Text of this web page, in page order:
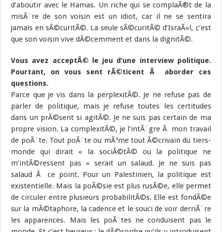
d’aboutir avec le Hamas. Un riche qui se complaÃ®t de la
misÃ¨re de son voisin est un idiot, car il ne se sentira
jamais en sÃ©curitÃ©. La seule sÃ©curitÃ© d’IsraÃ«l, c’est
que son voisin vive dÃ©cemment et dans la dignitÃ©.
Vous avez acceptÃ© le jeu d’une interview politique.
Pourtant, on vous sent rÃ©ticent Ã aborder ces
questions.
Parce que je vis dans la perplexitÃ©. Je ne refuse pas de
parler de politique, mais je refuse toutes les certitudes
dans un prÃ©sent si agitÃ©. Je ne suis pas certain de ma
propre vision. La complexitÃ©, je l’intÃ¨gre Ã mon travail
de poÃ¨te. Tout poÃ¨te ou mÃªme tout Ã©crivain du tiers-
monde qui dirait « la sociÃ©tÃ© ou la politique ne
m’intÃ©ressent pas » serait un salaud. Je ne suis pas
salaud Ã ce point. Pour un Palestinien, la politique est
existentielle. Mais la poÃ©sie est plus rusÃ©e, elle permet
de circuler entre plusieurs probabilitÃ©s. Elle est fondÃ©e
sur la mÃ©taphore, la cadence et le souci de voir derriÃ¨re
les apparences. Mais les poÃ¨tes ne conduisent pas le